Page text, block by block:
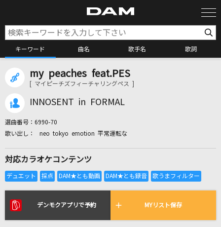
キーワード 曲名 歌手名 歌詞
カラオケ検索
全国りれき
リアルタイムで歌われている曲の一覧
my peaches feat.PES
[ マイピーチズフィーチャリングペス ]
INNOSENT in FORMAL
選曲番号： 6990-70
neo tokyo emotion 平常運転な
対応カラオケコンテンツ
デンモクアプリで予約 MYリスト保存